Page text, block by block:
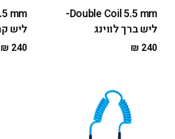
Double Coil 5.5 mm-
ליש ברך לווינג
₪ 240
ליש
₪ 240